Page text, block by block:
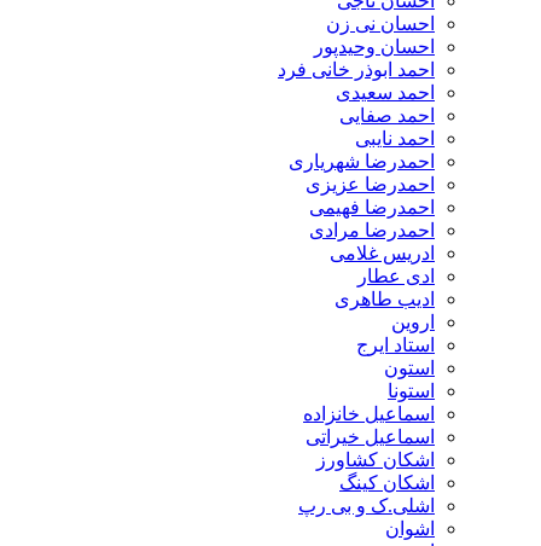
احسان نی زن
احسان وحیدپور
احمد ابوذر خانی فرد
احمد سعیدی
احمد صفایی
احمد نایبی
احمدرضا شهریاری
احمدرضا عزیزی
احمدرضا فهیمی
احمدرضا مرادی
ادریس غلامی
ادی عطار
ادیب طاهری
اروین
استاد ایرج
استون
استونا
اسماعیل خانزاده
اسماعیل خیراتی
اشکان کشاورز
اشکان کینگ
اشلی.ک و بی رپ
اشوان